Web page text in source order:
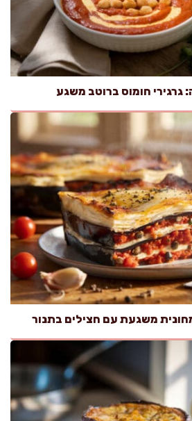
גרגירי חומוס ברוטב משגע
משגעת עם חצילים בתנור